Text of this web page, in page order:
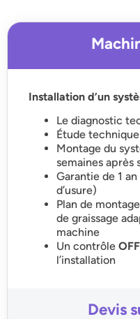
Installation d’un
Le diagnostic
Étude
Montage du
semaines après
Garantie de 1
d’usure)
Plan de
de graissage
machine
Un contrôle
l’installation
Devis